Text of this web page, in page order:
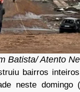
Batista/ Atento
bairros
neste